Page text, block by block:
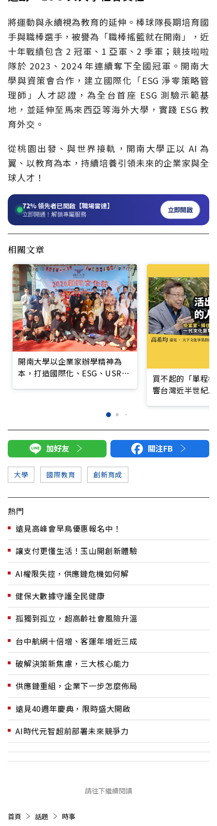
將運動與永續視為教育的延伸。棒球隊長期培育國
手與職棒選手，被譽為「職棒搖籃就在開南」，近
十年戰績包含 2 冠軍、1 亞軍、2 季軍；競技啦啦
隊於 2023、2024 年連續奪下全國冠軍。開南大
學與資策會合作，建立國際化「ESG 淨零策略管
理師」人才認證，為全台首座 ESG 測驗示範基
地，並延伸至馬來西亞等海外大學，實踐 ESG 教
育外交。
從桃園出發、與世界接軌，開南大學正以 AI 為
翼、以教育為本，持續培養引領未來的企業家與全
球人才！
72%領先者已開啟【職場雷達】
立即開通！解鎖專屬服務 立即開啟
相關文章
開南大學以企業家辦學精神為
本，打造國際化、ESG、USR與
買不起的「單程
響台灣近半世紀
加好友 關注FB
大學 國際教育 創新育成
熱門
遠見高峰會早鳥優惠報名中！
讓支付更懂生活！玉山開創新體驗
AI權限失控，供應鏈危機如何解
健保大數據守護全民健康
孤獨到孤立，超高齡社會風險升溫
台中航網十倍增、客運年增近三成
破解決策新焦慮，三大核心能力
供應鏈重組，企業下一步怎麼佈局
遠見40週年慶典，限時盛大開啟
AI時代元智超前部署未來競爭力
請往下繼續閱讀
首頁 話題 時事